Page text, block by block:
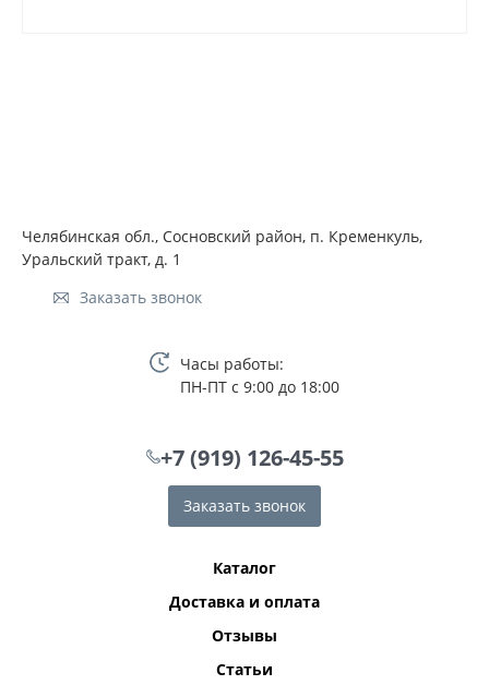
Челябинская обл., Сосновский район, п. Кременкуль,
Уральский тракт, д. 1
Заказать звонок
Часы работы:
ПН-ПТ с 9:00 до 18:00
+7 (919) 126-45-55
Заказать звонок
Каталог
Доставка и оплата
Отзывы
Статьи